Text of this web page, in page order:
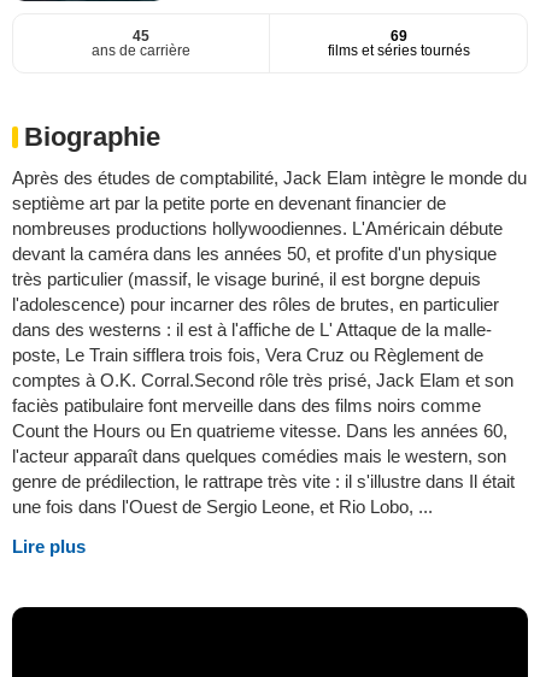
45
ans de carrière
69
films et séries tournés
Biographie
Après des études de comptabilité, Jack Elam intègre le monde du
septième art par la petite porte en devenant financier de
nombreuses productions hollywoodiennes. L'Américain débute
devant la caméra dans les années 50, et profite d'un physique
très particulier (massif, le visage buriné, il est borgne depuis
l'adolescence) pour incarner des rôles de brutes, en particulier
dans des westerns : il est à l'affiche de L' Attaque de la malle-
poste, Le Train sifflera trois fois, Vera Cruz ou Règlement de
comptes à O.K. Corral.Second rôle très prisé, Jack Elam et son
faciès patibulaire font merveille dans des films noirs comme
Count the Hours ou En quatrieme vitesse. Dans les années 60,
l'acteur apparaît dans quelques comédies mais le western, son
genre de prédilection, le rattrape très vite : il s'illustre dans Il était
une fois dans l'Ouest de Sergio Leone, et Rio Lobo, ...
Lire plus